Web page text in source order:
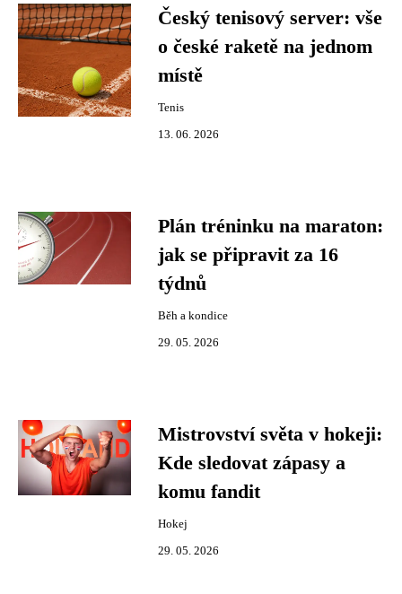
Český tenisový server: vše
o české raketě na jednom
místě
Tenis
13. 06. 2026
Plán tréninku na maraton:
jak se připravit za 16
týdnů
Běh a kondice
29. 05. 2026
Mistrovství světa v hokeji:
Kde sledovat zápasy a
komu fandit
Hokej
29. 05. 2026